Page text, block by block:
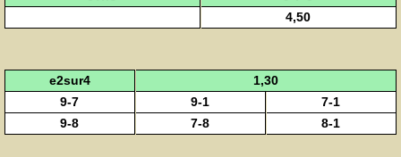
4,50
e2sur4
1,30
9-7
9-1
7-1
9-8
7-8 8-1